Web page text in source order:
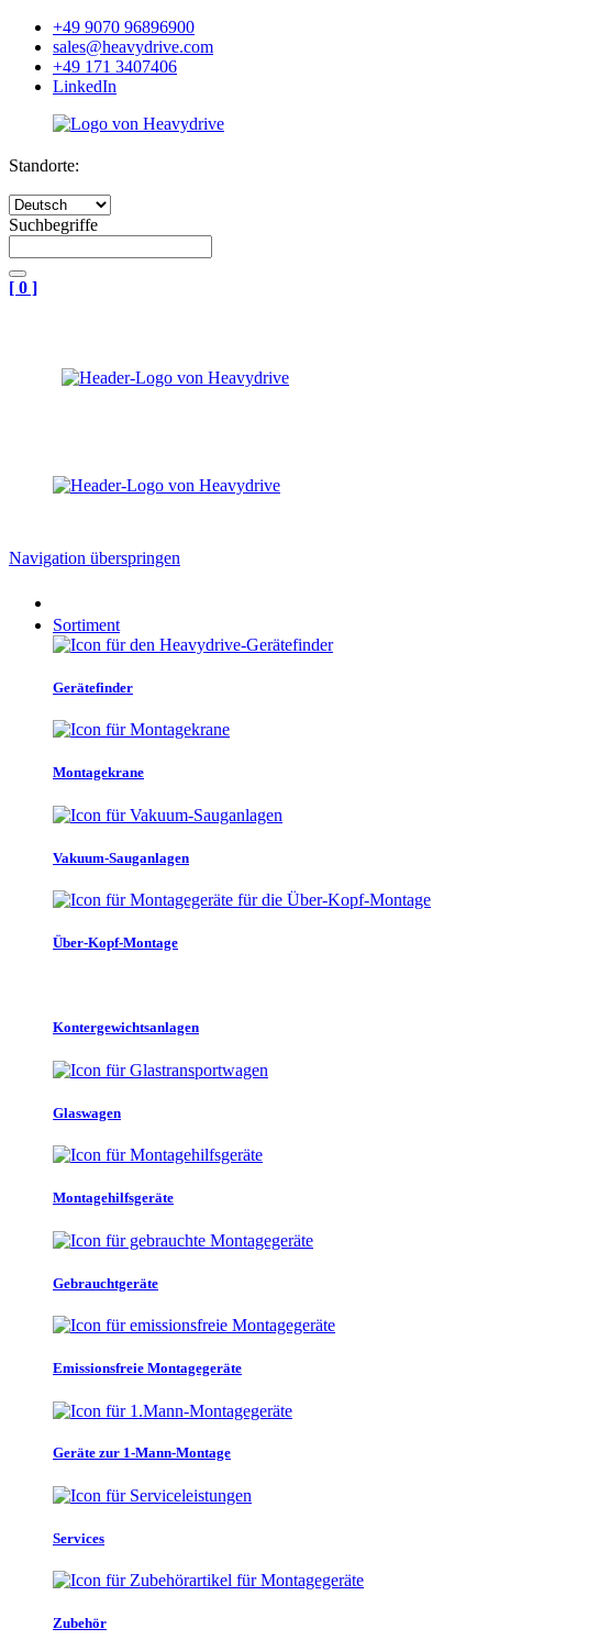
+49 9070 96896900
sales@heavydrive.com
+49 171 3407406
LinkedIn
Standorte:
Suchbegriffe
[ 0 ]
Navigation überspringen
Sortiment
Gerätefinder
Montagekrane
Vakuum-Sauganlagen
Über-Kopf-Montage
Kontergewichtsanlagen
Glaswagen
Montagehilfsgeräte
Gebrauchtgeräte
Emissionsfreie Montagegeräte
Geräte zur 1-Mann-Montage
Services
Zubehör